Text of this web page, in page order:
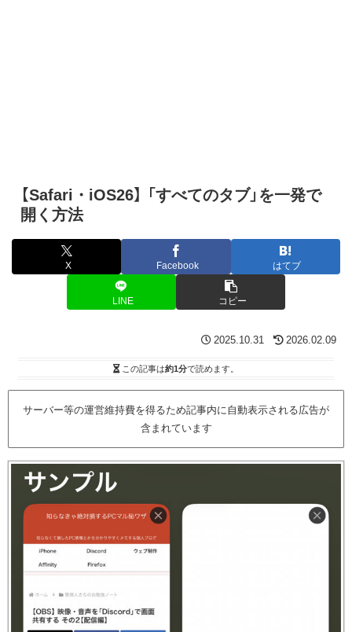
【Safari・iOS26】 「すべてのタブ」を一発で
開く方法
X Facebook はてブ
LINE コピー
2025.10.31 2026.02.09
この記事は約1分で読めます。
サーバー等の運営維持費を得るため記事内に自動表示される広告が
含まれています